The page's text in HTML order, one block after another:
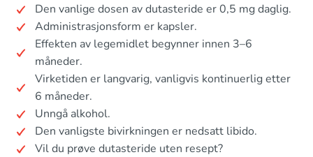
Den vanlige dosen av dutasteride er 0,5 mg daglig.
Administrasjonsform er kapsler.
Effekten av legemidlet begynner innen 3–6
måneder.
Virketiden er langvarig, vanligvis kontinuerlig etter
6 måneder.
Unngå alkohol.
Den vanligste bivirkningen er nedsatt libido.
Vil du prøve dutasteride uten resept?